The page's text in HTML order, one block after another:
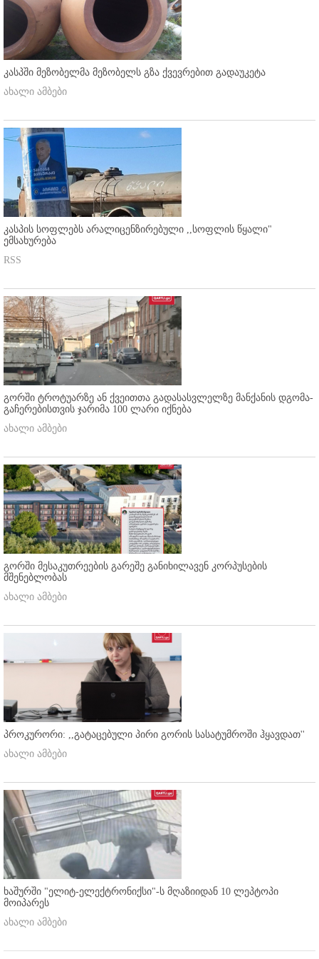
კასპში მეზობელმა მეზობელს გზა ქვევრებით გადაუკეტა
ახალი ამბები
კასპის სოფლებს არალიცენზირებული ,,სოფლის წყალი"
ემსახურება
RSS
გორში ტროტუარზე ან ქვეითთა გადასასვლელზე მანქანის დგომა-
გაჩერებისთვის ჯარიმა 100 ლარი იქნება
ახალი ამბები
გორში მესაკუთრეების გარეშე განიხილავენ კორპუსების
მშენებლობას
ახალი ამბები
პროკურორი: ,,გატაცებული პირი გორის სასატუმროში ჰყავდათ''
ახალი ამბები
ხაშურში "ელიტ-ელექტრონიქსი"-ს მღაზიიდან 10 ლეპტოპი
მოიპარეს
ახალი ამბები